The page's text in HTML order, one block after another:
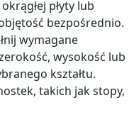
płyty lub
bezpośrednio.
wymagane
wysokość lub
kształtu.
takich jak stopy,